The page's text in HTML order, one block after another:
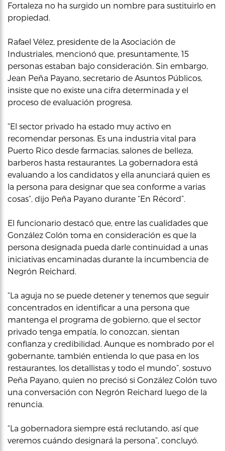
Fortaleza no ha surgido un nombre para sustituirlo en
propiedad.
Rafael Vélez, presidente de la Asociación de
Industriales, mencionó que, presuntamente, 15
personas estaban bajo consideración. Sin embargo,
Jean Peña Payano, secretario de Asuntos Públicos,
insiste que no existe una cifra determinada y el
proceso de evaluación progresa.
“El sector privado ha estado muy activo en
recomendar personas. Es una industria vital para
Puerto Rico desde farmacias, salones de belleza,
barberos hasta restaurantes. La gobernadora está
evaluando a los candidatos y ella anunciará quien es
la persona para designar que sea conforme a varias
cosas”, dijo Peña Payano durante “En Récord”.
El funcionario destacó que, entre las cualidades que
González Colón toma en consideración es que la
persona designada pueda darle continuidad a unas
iniciativas encaminadas durante la incumbencia de
Negrón Reichard.
“La aguja no se puede detener y tenemos que seguir
concentrados en identificar a una persona que
mantenga el programa de gobierno, que el sector
privado tenga empatía, lo conozcan, sientan
confianza y credibilidad. Aunque es nombrado por el
gobernante, también entienda lo que pasa en los
restaurantes, los detallistas y todo el mundo”, sostuvo
Peña Payano, quien no precisó si González Colón tuvo
una conversación con Negrón Reichard luego de la
renuncia.
“La gobernadora siempre está reclutando, así que
veremos cuándo designará la persona”, concluyó.